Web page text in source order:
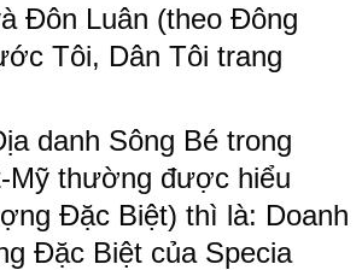
Đôn Luân ​(theo Đông
Tôi, Dân Tôi trang
danh Sông Bé trong
Mỹ thường được hiểu
Đặc Biệt) thì là: Doanh
Đặc Biệt của Specia